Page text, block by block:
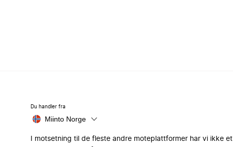
Du handler fra
Miinto Norge
I motsetning til de fleste andre moteplattformer har vi ikke et